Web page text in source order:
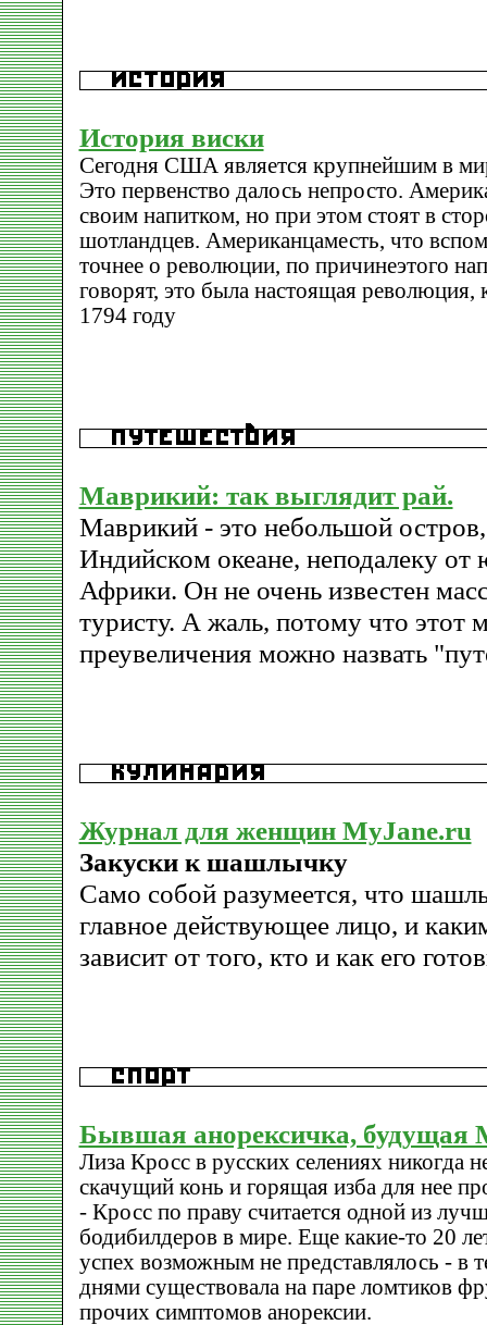
История виски
Сегодня США является крупнейшим в
Это первенство далось непросто.
своим напитком, но при этом стоят в
шотландцев. Американцаместь, что
точнее о революции, по причинеэтого
говорят, это была настоящая революция,
1794 году
Маврикий: так выглядит рай.
Маврикий - это небольшой
Индийском океане, неподалеку
Африки. Он не очень известен
туристу. А жаль, потому что этот
преувеличения можно назвать
Журнал для женщин MyJane.ru
Закуски к шашлычку
Само собой разумеется, что
главное действующее лицо, и
зависит от того, кто и как его
Бывшая анорексичка, будущая
Лиза Кросс в русских селениях никогда
скачущий конь и горящая изба для нее
- Кросс по праву считается одной из
бодибилдеров в мире. Еще какие-то 20
успех возможным не представлялось - в
днями существовала на паре ломтиков
прочих симптомов анорексии.